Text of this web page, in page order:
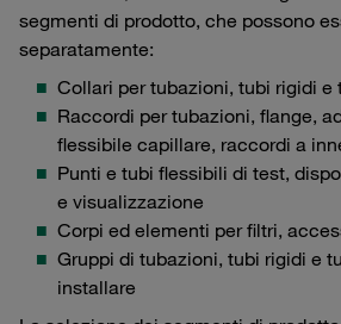
segmenti di prodotto, che possono
separatamente:
Collari per tubazioni, tubi rigidi e
Raccordi per tubazioni, flange,
flessibile capillare, raccordi a
Punti e tubi flessibili di test,
e visualizzazione
Corpi ed elementi per filtri,
Gruppi di tubazioni, tubi rigidi e
installare